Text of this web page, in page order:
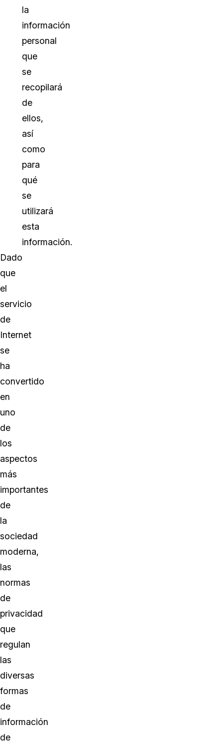
la
información
personal
que
se
recopilará
de
ellos,
así
como
para
qué
se
utilizará
esta
información.
Dado
que
el
servicio
de
Internet
se
ha
convertido
en
uno
de
los
aspectos
más
importantes
de
la
sociedad
moderna,
las
normas
de
privacidad
que
regulan
las
diversas
formas
de
información
de